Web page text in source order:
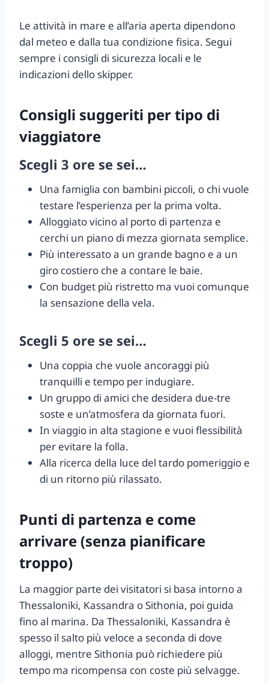
Le attività in mare e all’aria aperta dipendono
dal meteo e dalla tua condizione fisica. Segui
sempre i consigli di sicurezza locali e le
indicazioni dello skipper.
Consigli suggeriti per tipo di
viaggiatore
Scegli 3 ore se sei…
Una famiglia con bambini piccoli, o chi vuole
testare l’esperienza per la prima volta.
Alloggiato vicino al porto di partenza e
cerchi un piano di mezza giornata semplice.
Più interessato a un grande bagno e a un
giro costiero che a contare le baie.
Con budget più ristretto ma vuoi comunque
la sensazione della vela.
Scegli 5 ore se sei…
Una coppia che vuole ancoraggi più
tranquilli e tempo per indugiare.
Un gruppo di amici che desidera due-tre
soste e un’atmosfera da giornata fuori.
In viaggio in alta stagione e vuoi flessibilità
per evitare la folla.
Alla ricerca della luce del tardo pomeriggio e
di un ritorno più rilassato.
Punti di partenza e come
arrivare (senza pianificare
troppo)
La maggior parte dei visitatori si basa intorno a
Thessaloniki, Kassandra o Sithonia, poi guida
fino al marina. Da Thessaloniki, Kassandra è
spesso il salto più veloce a seconda di dove
alloggi, mentre Sithonia può richiedere più
tempo ma ricompensa con coste più selvagge.